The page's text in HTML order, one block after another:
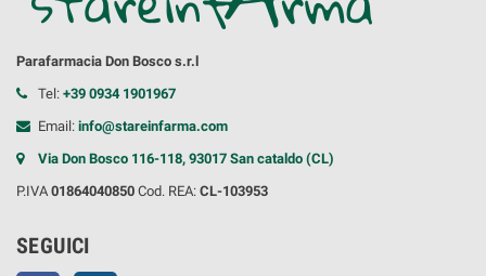
Parafarmacia Don Bosco s.r.l
Tel: +39 0934 1901967
Email: info@stareinfarma.com
Via Don Bosco 116-118, 93017 San cataldo (CL)
P.IVA 01864040850 Cod. REA: CL-103953
SEGUICI